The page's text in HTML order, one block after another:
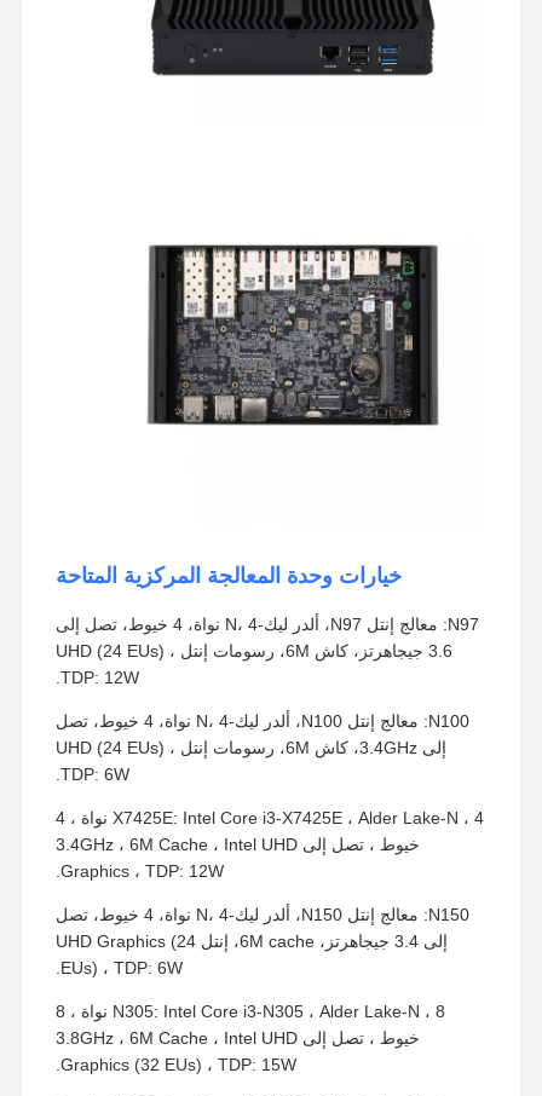
خيارات وحدة المعالجة المركزية المتاحة
N97: معالج إنتل N97، ألدر ليك-N، 4 نواة، 4 خيوط، تصل إلى
3.6 جيجاهرتز، كاش 6M، رسومات إنتل UHD (24 EUs) ،
TDP: 12W.
N100: معالج إنتل N100، ألدر ليك-N، 4 نواة، 4 خيوط، تصل
إلى 3.4GHz، كاش 6M، رسومات إنتل UHD (24 EUs) ،
TDP: 6W.
X7425E: Intel Core i3-X7425E ، Alder Lake-N ، 4 نواة ، 4
خيوط ، تصل إلى 3.4GHz ، 6M Cache ، Intel UHD
Graphics ، TDP: 12W.
N150: معالج إنتل N150، ألدر ليك-N، 4 نواة، 4 خيوط، تصل
إلى 3.4 جيجاهرتز، 6M cache، إنتل UHD Graphics (24
EUs) ، TDP: 6W.
N305: Intel Core i3-N305 ، Alder Lake-N ، 8 نواة ، 8
خيوط ، تصل إلى 3.8GHz ، 6M Cache ، Intel UHD
Graphics (32 EUs) ، TDP: 15W.